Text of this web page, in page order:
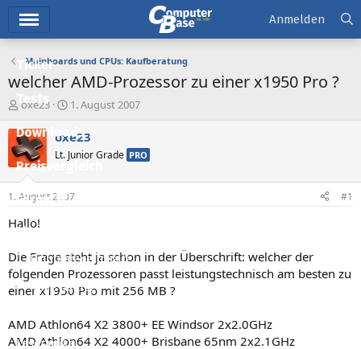
Ticker
Tests
Downloads
Preisvergleich
Forum
Aktuelles
Empfohlene Inhalte
Neue Beiträge
Leserartikel
Anmelden
Mainboards und CPUs: Kaufberatung
welcher AMD-Prozessor zu einer x1950 Pro ?
E
s
t
e
l
e
r
oxe23
E
s
e
l
t
1. August 2007
oxe23
Lt. Junior Grade PRO
1. August 2007 #1
Hallo!
Die Frage steht ja schon in der Überschrift: welcher der
folgenden Prozessoren passt leistungstechnisch am besten zu
einer x1950 Pro mit 256 MB ?
AMD Athlon64 X2 3800+ EE Windsor 2x2.0GHz
AMD Athlon64 X2 4000+ Brisbane 65nm 2x2.1GHz